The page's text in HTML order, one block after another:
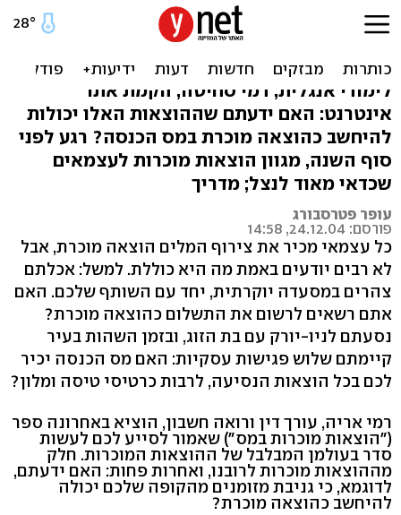
הוצאות מוכרות לעצמאים
שכדאי לנצל
לימודי אנגלית, דמי סחיטה, הקמת אתר
אינטרנט: האם ידעתם שההוצאות האלו יכולות
להיחשב כהוצאה מוכרת במס הכנסה? רגע לפני
סוף השנה, מגוון הוצאות מוכרות לעצמאים
שכדאי מאוד לנצל; מדריך
עופר פטרסבורג
פורסם: 24.12.04, 14:58
כל עצמאי מכיר את צירוף המלים הוצאה מוכרת, אבל
לא רבים יודעים באמת מה היא כוללת. למשל: אכלתם
צהרים במסעדה יוקרתית, יחד עם השותף שלכם. האם
אתם רשאים לרשום את התשלום כהוצאה מוכרת?
נסעתם לניו-יורק עם בת הזוג, ובזמן השהות בעיר
קיימתם שלוש פגישות עסקיות: האם מס הכנסה יכיר
לכם בכל הוצאות הנסיעה, לרבות כרטיסי טיסה ומלון?
רמי אריה, עורך דין ורואה חשבון, הוציא באחרונה ספר
("הוצאות מוכרות במס") שאמור לסייע לכם לעשות
סדר בעולמן המבלבל של ההוצאות המוכרות. חלק
מההוצאות מוכרות לרובנו, ואחרות פחות: האם ידעתם,
לדוגמא, כי גניבת מזומנים מהקופה שלכם יכולה
להיחשב כהוצאה מוכרת?